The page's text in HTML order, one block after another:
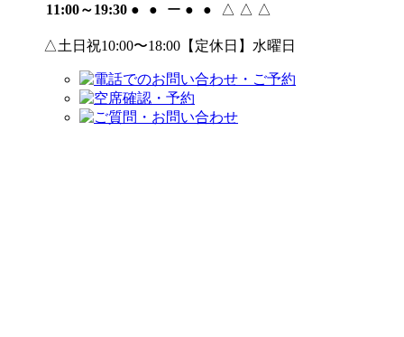
11:00～19:30 ● ● ー ● ● △ △ △
△土日祝10:00〜18:00【定休日】水曜日